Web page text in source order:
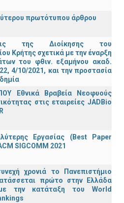
πρωτότυπου άρθρου
της Διοίκησης του
Κρήτης σχετικά με την έναρξη
του φθιν. εξαμήνου ακαδ.
4/10/2021, και την προστασία
Εθνικά Βραβεία Νεοφυούς
στις εταιρείες JADBio
Εργασίας (Best Paper
SIGCOMM 2021
χρονιά το Πανεπιστήμιο
πρώτο στην Ελλάδα
την κατάταξη του World